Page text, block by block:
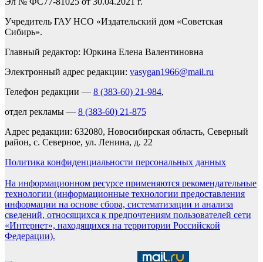
Учредитель ГАУ НСО «Издательский дом «Советская
Сибирь».
Главный редактор: Юркина Елена Валентиновна
Электронный адрес редакции: vasygan1966@mail.ru
Телефон редакции — 8 (383-60) 21-984,
отдел рекламы — 8 (383-60) 21-875
Адрес редакции: 632080, Новосибирская область, Северный
район, с. Северное, ул. Ленина, д. 22
Политика конфиденциальности персональных данных
На информационном ресурсе применяются рекомендательные
технологии (информационные технологии предоставления
информации на основе сбора, систематизации и анализа
сведений, относящихся к предпочтениям пользователей сети
«Интернет», находящихся на территории Российской
Федерации).